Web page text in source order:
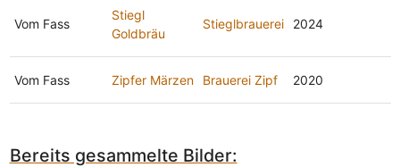
Vom Fass
Stiegl
Goldbräu
Stieglbrauerei 2024
Vom Fass Zipfer Märzen Brauerei Zipf 2020
Bereits gesammelte Bilder: